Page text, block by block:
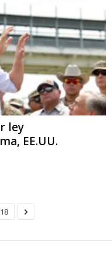
ley
EE.UU.
18